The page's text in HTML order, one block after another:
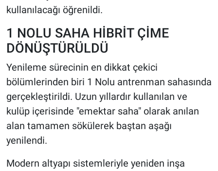
kullanılacağı öğrenildi.
1 NOLU SAHA HİBRİT ÇİME
DÖNÜŞTÜRÜLDÜ
Yenileme sürecinin en dikkat çekici
bölümlerinden biri 1 Nolu antrenman sahasında
gerçekleştirildi. Uzun yıllardır kullanılan ve
kulüp içerisinde "emektar saha" olarak anılan
alan tamamen sökülerek baştan aşağı
yenilendi.
Modern altyapı sistemleriyle yeniden inşa